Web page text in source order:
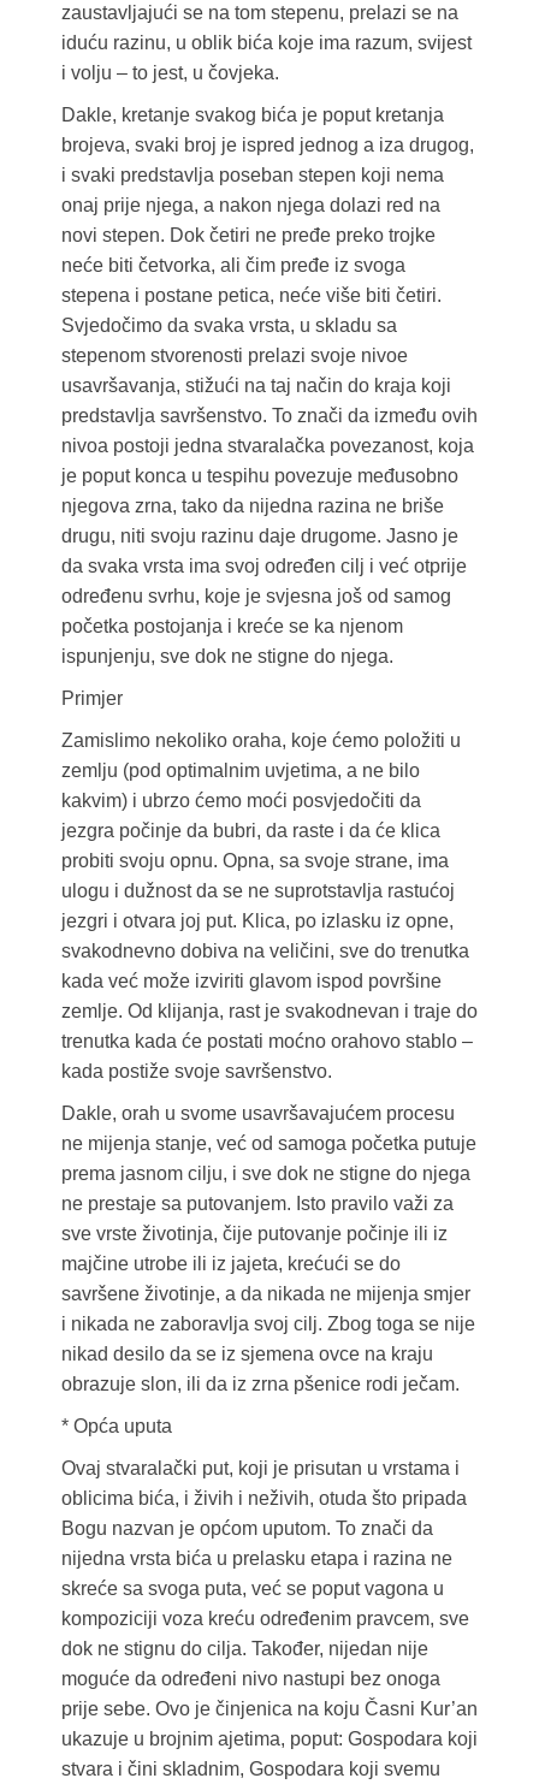
zaustavljajući se na tom stepenu, prelazi se na
iduću razinu, u oblik bića koje ima razum, svijest
i volju – to jest, u čovjeka.
Dakle, kretanje svakog bića je poput kretanja
brojeva, svaki broj je ispred jednog a iza drugog,
i svaki predstavlja poseban stepen koji nema
onaj prije njega, a nakon njega dolazi red na
novi stepen. Dok četiri ne pređe preko trojke
neće biti četvorka, ali čim pređe iz svoga
stepena i postane petica, neće više biti četiri.
Svjedočimo da svaka vrsta, u skladu sa
stepenom stvorenosti prelazi svoje nivoe
usavršavanja, stižući na taj način do kraja koji
predstavlja savršenstvo. To znači da između ovih
nivoa postoji jedna stvaralačka povezanost, koja
je poput konca u tespihu povezuje međusobno
njegova zrna, tako da nijedna razina ne briše
drugu, niti svoju razinu daje drugome. Jasno je
da svaka vrsta ima svoj određen cilj i već otprije
određenu svrhu, koje je svjesna još od samog
početka postojanja i kreće se ka njenom
ispunjenju, sve dok ne stigne do njega.
Primjer
Zamislimo nekoliko oraha, koje ćemo položiti u
zemlju (pod optimalnim uvjetima, a ne bilo
kakvim) i ubrzo ćemo moći posvjedočiti da
jezgra počinje da bubri, da raste i da će klica
probiti svoju opnu. Opna, sa svoje strane, ima
ulogu i dužnost da se ne suprotstavlja rastućoj
jezgri i otvara joj put. Klica, po izlasku iz opne,
svakodnevno dobiva na veličini, sve do trenutka
kada već može izviriti glavom ispod površine
zemlje. Od klijanja, rast je svakodnevan i traje do
trenutka kada će postati moćno orahovo stablo –
kada postiže svoje savršenstvo.
Dakle, orah u svome usavršavajućem procesu
ne mijenja stanje, već od samoga početka putuje
prema jasnom cilju, i sve dok ne stigne do njega
ne prestaje sa putovanjem. Isto pravilo važi za
sve vrste životinja, čije putovanje počinje ili iz
majčine utrobe ili iz jajeta, krećući se do
savršene životinje, a da nikada ne mijenja smjer
i nikada ne zaboravlja svoj cilj. Zbog toga se nije
nikad desilo da se iz sjemena ovce na kraju
obrazuje slon, ili da iz zrna pšenice rodi ječam.
* Opća uputa
Ovaj stvaralački put, koji je prisutan u vrstama i
oblicima bića, i živih i neživih, otuda što pripada
Bogu nazvan je općom uputom. To znači da
nijedna vrsta bića u prelasku etapa i razina ne
skreće sa svoga puta, već se poput vagona u
kompoziciji voza kreću određenim pravcem, sve
dok ne stignu do cilja. Također, nijedan nije
moguće da određeni nivo nastupi bez onoga
prije sebe. Ovo je činjenica na koju Časni Kur’an
ukazuje u brojnim ajetima, poput: Gospodara koji
stvara i čini skladnim, Gospodara koji svemu